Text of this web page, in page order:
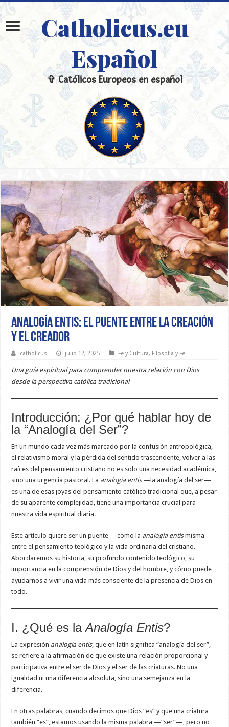
Catholicus.eu
Español
✞ Católicos Europeos en español
Analogía Entis: El puente entre la creación
y el Creador
catholicus julio 12, 2025 Fe y Cultura, Filosofía y Fe
Una guía espiritual para comprender nuestra relación con Dios
desde la perspectiva católica tradicional
Introducción: ¿Por qué hablar hoy de
la “Analogía del Ser”?
En un mundo cada vez más marcado por la confusión antropológica,
el relativismo moral y la pérdida del sentido trascendente, volver a las
raíces del pensamiento cristiano no es solo una necesidad académica,
sino una urgencia pastoral. La analogia entis—la analogía del ser—
es una de esas joyas del pensamiento católico tradicional que, a pesar
de su aparente complejidad, tiene una importancia crucial para
nuestra vida espiritual diaria.
Este artículo quiere ser un puente —como la analogia entismisma—
entre el pensamiento teológico y la vida ordinaria del cristiano.
Abordaremos su historia, su profundo contenido teológico, su
importancia en la comprensión de Dios y del hombre, y cómo puede
ayudarnos a vivir una vida más consciente de la presencia de Dios en
todo.
I. ¿Qué es laAnalogía Entis?
La expresión analogia entis, que en latín significa “analogía del ser”,
se refiere a la afirmación de que existe una relación proporcional y
participativa entre el ser de Dios y el ser de las criaturas. No una
igualdad ni una diferencia absoluta, sino una semejanza en la
diferencia.
En otras palabras, cuando decimos que Dios “es” y que una criatura
también “es”, estamos usando la misma palabra —“ser”—, pero no